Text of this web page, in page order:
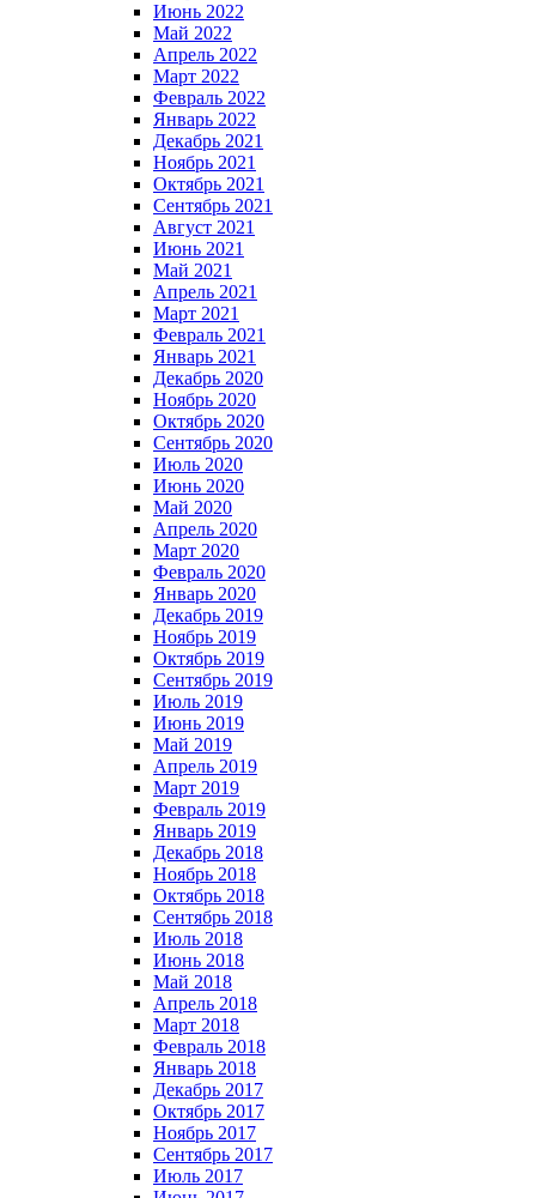
Июнь 2022
Май 2022
Апрель 2022
Март 2022
Февраль 2022
Январь 2022
Декабрь 2021
Ноябрь 2021
Октябрь 2021
Сентябрь 2021
Август 2021
Июнь 2021
Май 2021
Апрель 2021
Март 2021
Февраль 2021
Январь 2021
Декабрь 2020
Ноябрь 2020
Октябрь 2020
Сентябрь 2020
Июль 2020
Июнь 2020
Май 2020
Апрель 2020
Март 2020
Февраль 2020
Январь 2020
Декабрь 2019
Ноябрь 2019
Октябрь 2019
Сентябрь 2019
Июль 2019
Июнь 2019
Май 2019
Апрель 2019
Март 2019
Февраль 2019
Январь 2019
Декабрь 2018
Ноябрь 2018
Октябрь 2018
Сентябрь 2018
Июль 2018
Июнь 2018
Май 2018
Апрель 2018
Март 2018
Февраль 2018
Январь 2018
Декабрь 2017
Октябрь 2017
Ноябрь 2017
Сентябрь 2017
Июль 2017